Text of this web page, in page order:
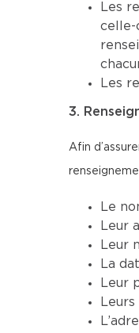
Les
celle-
Les
3.
Afin
Le
Leur
Leur
La
Leur